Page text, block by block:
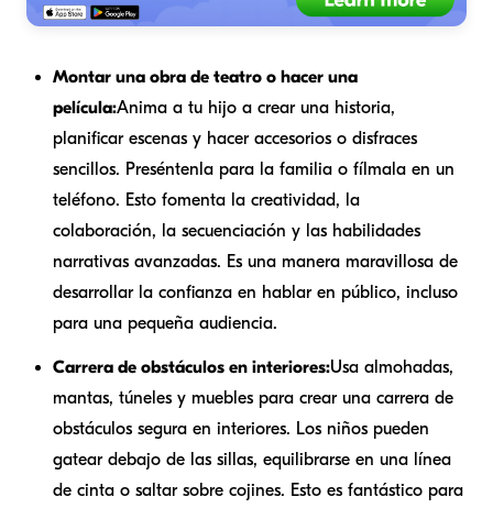
Montar una obra de teatro o hacer una
película:Anima a tu hijo a crear una historia,
planificar escenas y hacer accesorios o disfraces
sencillos. Preséntenla para la familia o fílmala en un
teléfono. Esto fomenta la creatividad, la
colaboración, la secuenciación y las habilidades
narrativas avanzadas. Es una manera maravillosa de
desarrollar la confianza en hablar en público, incluso
para una pequeña audiencia.
Carrera de obstáculos en interiores:Usa almohadas,
mantas, túneles y muebles para crear una carrera de
obstáculos segura en interiores. Los niños pueden
gatear debajo de las sillas, equilibrarse en una línea
de cinta o saltar sobre cojines. Esto es fantástico para